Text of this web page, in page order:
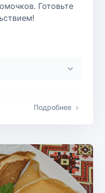
Готовьте
Подробнее